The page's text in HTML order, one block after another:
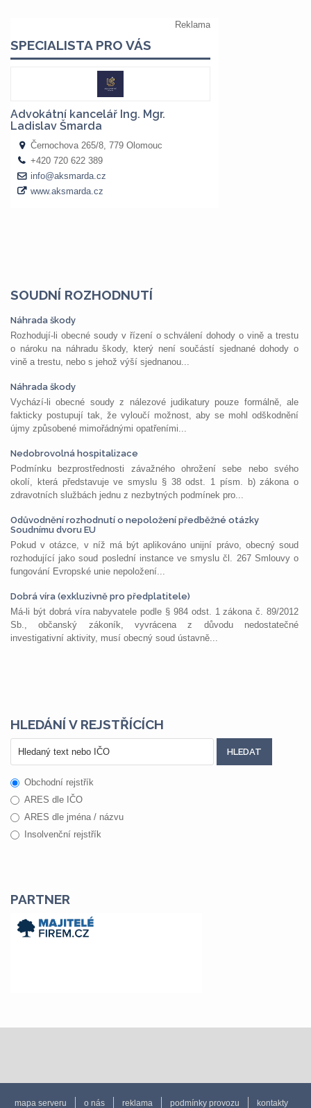
SOUDNÍ ROZHODNUTÍ
Náhrada škody
Rozhodují-li obecné soudy v řízení o schválení dohody o vině a trestu
o nároku na náhradu škody, který není součástí sjednané dohody o
vině a trestu, nebo s jehož výší sjednanou...
Náhrada škody
Vychází-li obecné soudy z nálezové judikatury pouze formálně, ale
fakticky postupují tak, že vyloučí možnost, aby se mohl odškodnění
újmy způsobené mimořádnými opatřeními...
Nedobrovolná hospitalizace
Podmínku bezprostřednosti závažného ohrožení sebe nebo svého
okolí, která představuje ve smyslu § 38 odst. 1 písm. b) zákona o
zdravotních službách jednu z nezbytných podmínek pro...
Odůvodnění rozhodnutí o nepoložení předběžné otázky
Soudnímu dvoru EU
Pokud v otázce, v níž má být aplikováno unijní právo, obecný soud
rozhodující jako soud poslední instance ve smyslu čl. 267 Smlouvy o
fungování Evropské unie nepoložení...
Dobrá víra (exkluzivně pro předplatitele)
Má-li být dobrá víra nabyvatele podle § 984 odst. 1 zákona č. 89/2012
Sb., občanský zákoník, vyvrácena z důvodu nedostatečné
investigativní aktivity, musí obecný soud ústavně...
HLEDÁNÍ V REJSTŘÍCÍCH
Obchodní rejstřík
ARES dle IČO
ARES dle jména / názvu
Insolvenční rejstřík
PARTNER
mapa serveru o nás reklama podmínky provozu kontakty